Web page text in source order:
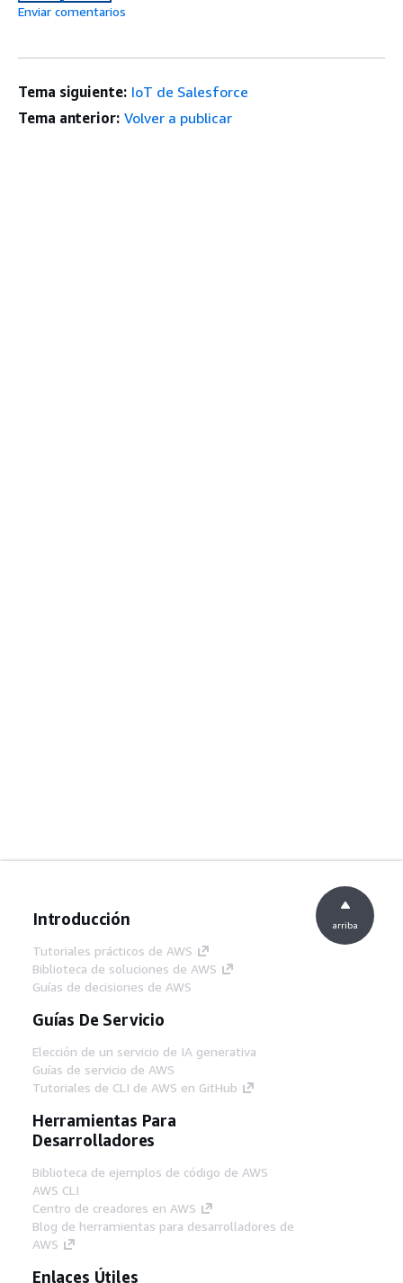
Enviar comentarios
Tema siguiente: IoT de Salesforce
Tema anterior: Volver a publicar
Introducción
Tutoriales prácticos de AWS
Biblioteca de soluciones de AWS
Guías de decisiones de AWS
Guías De Servicio
Elección de un servicio de IA generativa
Guías de servicio de AWS
Tutoriales de CLI de AWS en GitHub
Herramientas Para
Desarrolladores
Biblioteca de ejemplos de código de AWS
AWS CLI
Centro de creadores en AWS
Blog de herramientas para desarrolladores de
AWS
Enlaces Útiles
arriba